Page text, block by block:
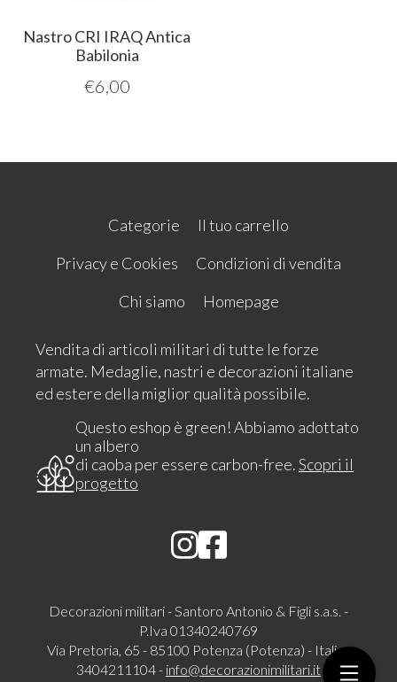
Nastro CRI IRAQ Antica
Babilonia
€6,00
Categorie
Il tuo carrello
Privacy e Cookies
Condizioni di vendita
Chi siamo
Homepage
Vendita di articoli militari di tutte le forze
armate. Medaglie, nastri e decorazioni italiane
ed estere della miglior qualità possibile.
Questo eshop è green! Abbiamo adottato
un albero
di caoba per essere carbon-free.Scopri il
progetto
Decorazioni militari - Santoro Antonio & Figli s.a.s. -
P.Iva 01340240769
Via Pretoria, 65 - 85100 Potenza (Potenza) - Italia -
3404211104 - info@decorazionimilitari.it